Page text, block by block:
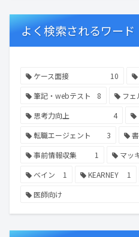
よく検索されるワード
ケース面接 10
筆記・webテスト
8 フェ
思考力向上
4
転職エージェント
3
事前情報収集
1 マッ
ベイン
1 KEARNEY 1
医師向け